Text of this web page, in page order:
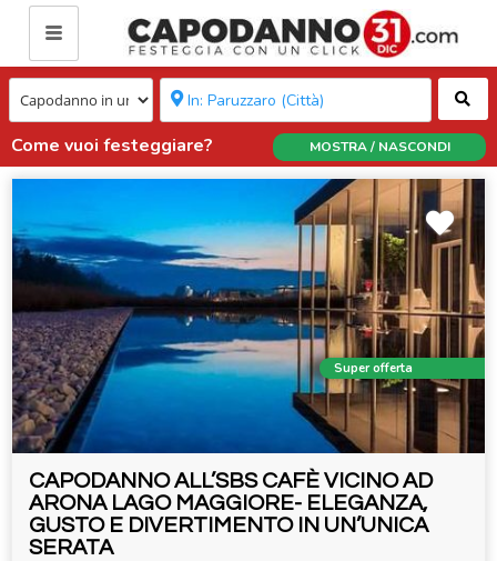
Come vuoi festeggiare? MOSTRA / NASCONDI
Super offerta
CAPODANNO ALL’SBS CAFÈ VICINO AD
ARONA LAGO MAGGIORE- ELEGANZA,
GUSTO E DIVERTIMENTO IN UN’UNICA
SERATA